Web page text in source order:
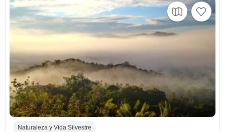
Naturaleza y Vida Silvestre